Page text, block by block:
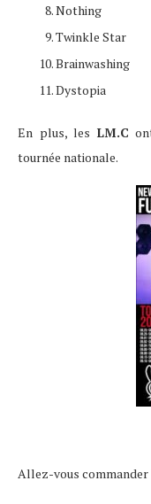
Nothing
Twinkle Star
Brainwashing
Dystopia
En plus, les LM.C
tournée nationale.
Allez-vous commander